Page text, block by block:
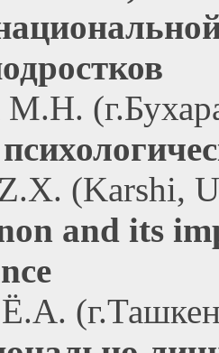
М.Н.
(Karshi,
and its